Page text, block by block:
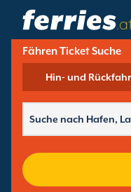
Reedereien
Fährziele
Fährhäfen
Fähren Ticket Suche
Hin- und